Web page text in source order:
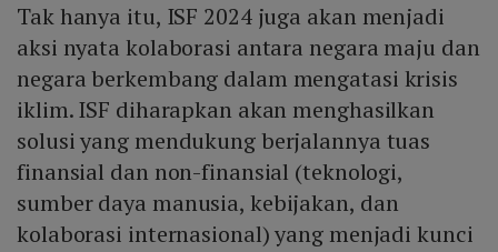
Tak hanya itu, ISF 2024 juga akan menjadi
aksi nyata kolaborasi antara negara maju dan
negara berkembang dalam mengatasi krisis
iklim. ISF diharapkan akan menghasilkan
solusi yang mendukung berjalannya tuas
finansial dan non-finansial (teknologi,
sumber daya manusia, kebijakan, dan
kolaborasi internasional) yang menjadi kunci